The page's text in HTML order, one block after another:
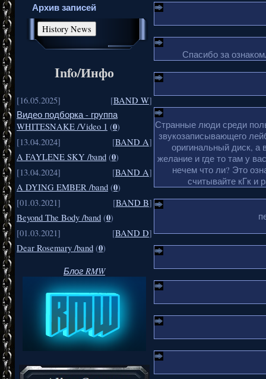
Архив записей
Info/Инфо
[16.05.2025] [BAND W]
Видео подборка - группа
WHITESNAKE /Video 1 (0)
[13.04.2024]
[BAND A]
A FAYLENE SKY /band (0)
[13.04.2024]
[BAND A]
A DYING EMBER /band (0)
[01.03.2021]
[BAND B]
Beyond The Body /band (0)
[01.03.2021]
[BAND D]
Dear Rosemary /band (0)
Блог RMW
Спасибо за
Странные люди среди
звукозаписывающего
оригинальный диск, а
желание и где то там у
нечем что ли? Это
считывайте кГк и